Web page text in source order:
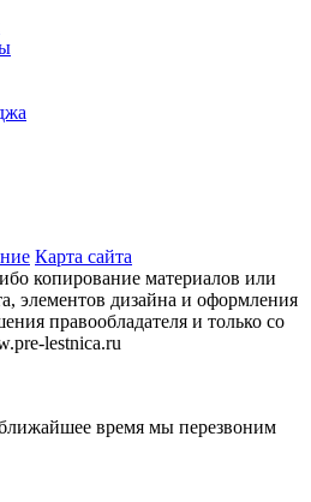
Карта сайта
копирование материалов или
элементов дизайна и оформления
правообладателя и только со
lestnica.ru
время мы перезвоним